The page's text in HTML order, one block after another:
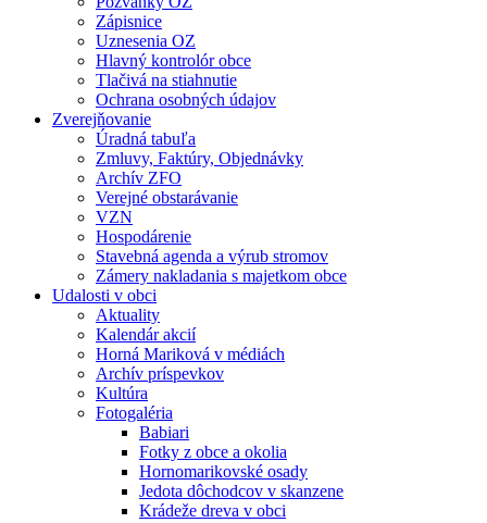
Zápisnice
Uznesenia OZ
Hlavný kontrolór obce
Tlačivá na stiahnutie
Ochrana osobných údajov
Zverejňovanie
Úradná tabuľa
Zmluvy, Faktúry, Objednávky
Archív ZFO
Verejné obstarávanie
VZN
Hospodárenie
Stavebná agenda a výrub stromov
Zámery nakladania s majetkom obce
Udalosti v obci
Aktuality
Kalendár akcií
Horná Mariková v médiách
Archív príspevkov
Kultúra
Fotogaléria
Babiari
Fotky z obce a okolia
Hornomarikovské osady
Jedota dôchodcov v skanzene
Krádeže dreva v obci